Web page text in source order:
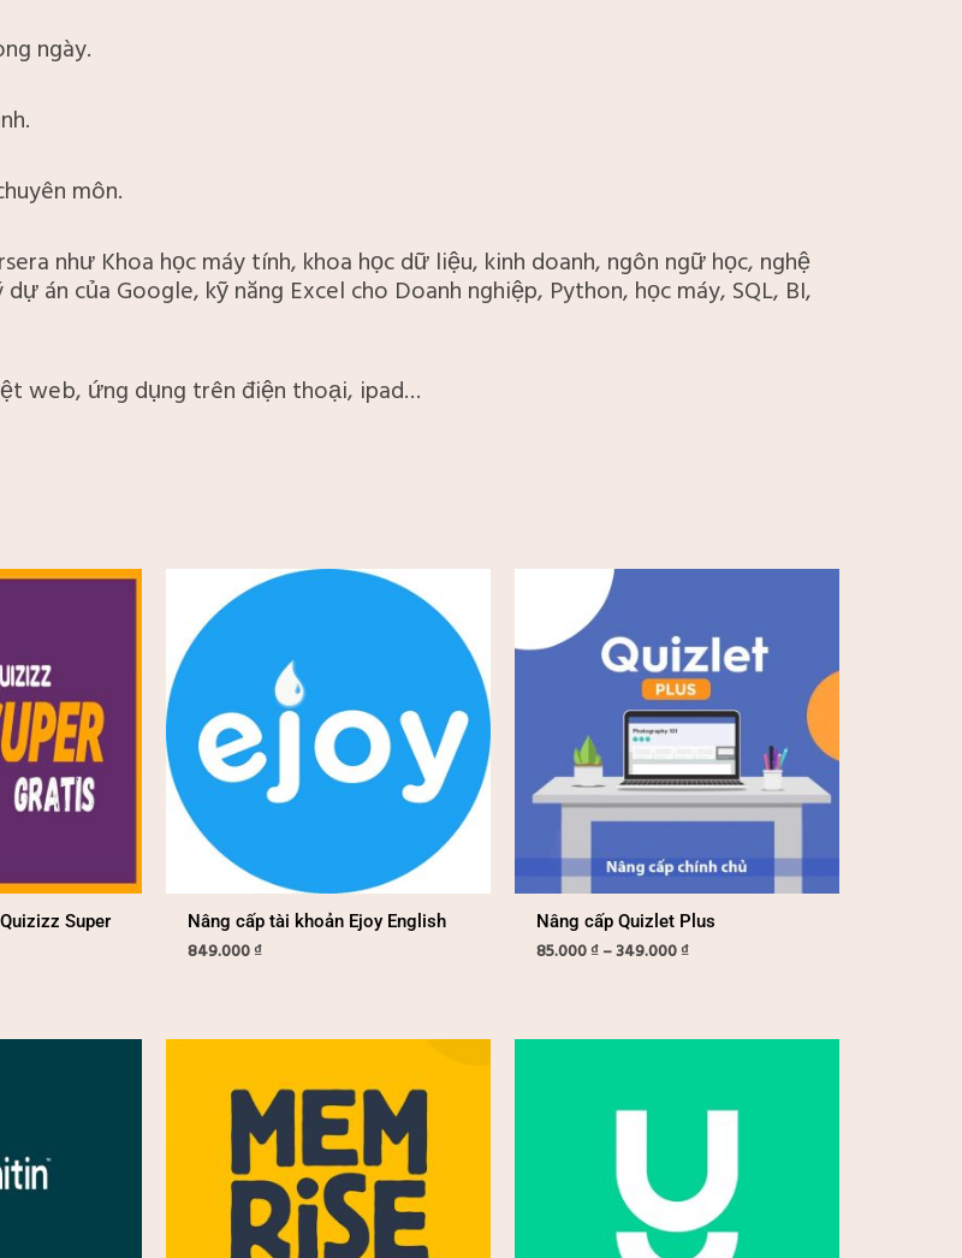
ngày.
môn.
như Khoa học máy tính, khoa học dữ liệu, kinh doanh, ngôn ngữ học, nghệ
án của Google, kỹ năng Excel cho Doanh nghiệp, Python, học máy, SQL, BI,
web, ứng dụng trên điện thoại, ipad…
Super Nâng cấp tài khoản Ejoy English
849.000₫
Nâng cấp Quizlet Plus
85.000₫–349.000₫
Khoảng
85.000 ₫
đến
349.000 ₫